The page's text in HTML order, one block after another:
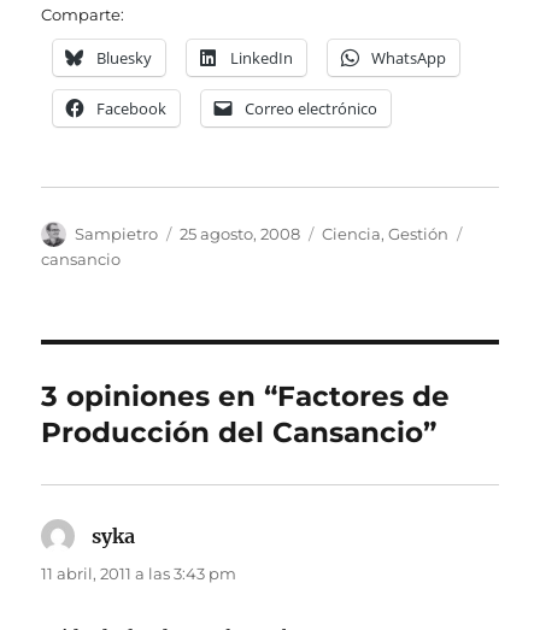
Comparte:
Bluesky LinkedIn WhatsApp
Facebook Correo electrónico
Autor
Sampietro
Publicado
25 agosto, 2008 Categorías
Ciencia,Gestión
cansancio
3 opiniones en “Factores de
Producción del Cansancio”
syka
11 abril, 2011 a las 3:43 pm